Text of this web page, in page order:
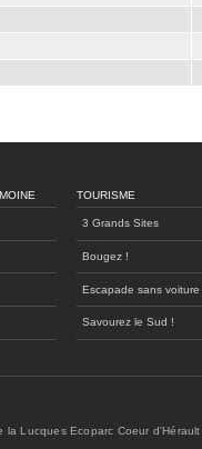
TOURISME
3 Grands Sites
Bougez !
Escapade sans voiture
Savourez le Sud !
la Lucques Ecoparc Coeur